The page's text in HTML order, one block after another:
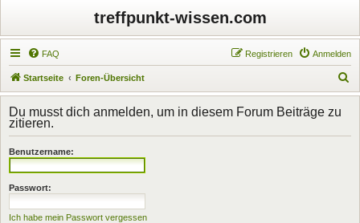
treffpunkt-wissen.com
FAQ Anmelden
Registrieren
Startseite Foren-Übersicht
u
h
Du musst dich anmelden, um in diesem Forum Beiträge zu
zitieren.
Benutzername:
Passwort:
Ich habe mein Passwort vergessen